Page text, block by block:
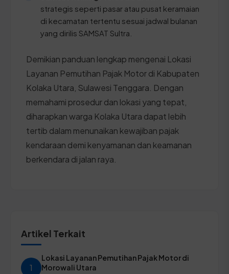
strategis seperti pasar atau pusat keramaian
di kecamatan tertentu sesuai jadwal bulanan
yang dirilis SAMSAT Sultra.
Demikian panduan lengkap mengenai Lokasi
Layanan Pemutihan Pajak Motor di Kabupaten
Kolaka Utara, Sulawesi Tenggara. Dengan
memahami prosedur dan lokasi yang tepat,
diharapkan warga Kolaka Utara dapat lebih
tertib dalam menunaikan kewajiban pajak
kendaraan demi kenyamanan dan keamanan
berkendara di jalan raya.
Artikel Terkait
1
Lokasi Layanan Pemutihan Pajak Motor di
Morowali Utara